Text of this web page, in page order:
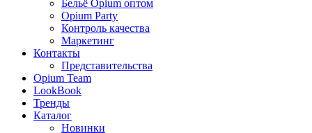
Бельё Opium оптом
Opium Party
Контроль качества
Маркетинг
Контакты
Представительства
Opium Team
LookBook
Тренды
Каталог
Новинки